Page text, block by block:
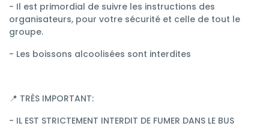
- Il est primordial de suivre les instructions des
organisateurs, pour votre sécurité et celle de tout le
groupe.
- Les boissons alcoolisées sont interdites
📍 TRÈS IMPORTANT:
- IL EST STRICTEMENT INTERDIT DE FUMER DANS LE BUS